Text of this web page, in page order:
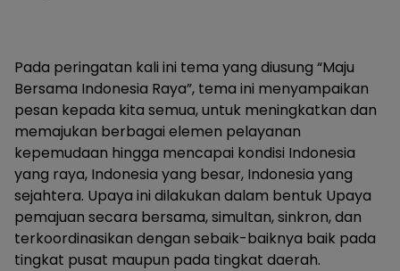
Pada peringatan kali ini tema yang diusung “Maju
Bersama Indonesia Raya”, tema ini menyampaikan
pesan kepada kita semua, untuk meningkatkan dan
memajukan berbagai elemen pelayanan
kepemudaan hingga mencapai kondisi Indonesia
yang raya, Indonesia yang besar, Indonesia yang
sejahtera. Upaya ini dilakukan dalam bentuk Upaya
pemajuan secara bersama, simultan, sinkron, dan
terkoordinasikan dengan sebaik-baiknya baik pada
tingkat pusat maupun pada tingkat daerah.